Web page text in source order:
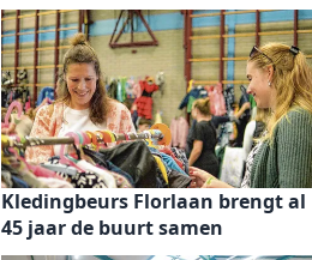
Kledingbeurs Florlaan brengt al
45 jaar de buurt samen